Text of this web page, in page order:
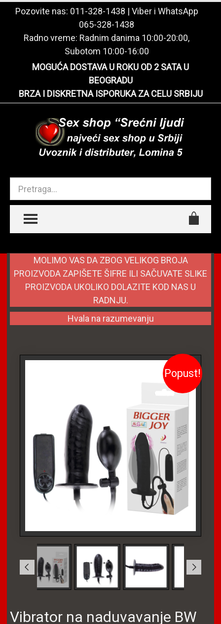
Pozovite nas: 011-328-1438 | Viber i WhatsApp
065-328-1438
Radno vreme: Radnim danima 10:00-20:00,
Subotom 10:00-16:00
MOGUĆA DOSTAVA U ROKU OD 2 SATA U
BEOGRADU
BRZA I DISKRETNA ISPORUKA ZA CELU SRBIJU
TOGGLE MENU
MOLIMO VAS DA ZBOG VELIKOG BROJA
PROIZVODA ZAPIŠETE ŠIFRE ILI SAČUVATE SLIKE
PROIZVODA UKOLIKO DOLAZITE KOD NAS U
RADNJU.
Hvala na razumevanju
Popust!
Vibrator na naduvavanje BW